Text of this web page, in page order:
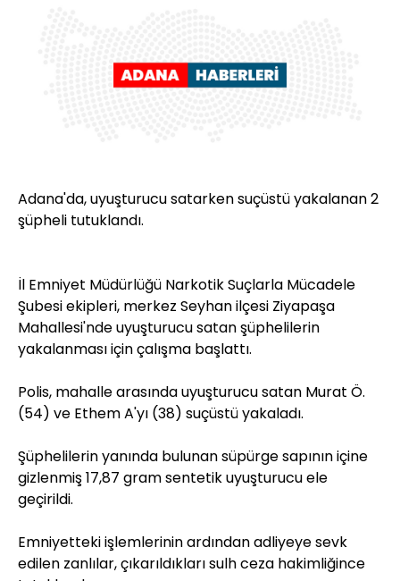
Adana'da, uyuşturucu satarken suçüstü yakalanan 2
şüpheli tutuklandı.
İl Emniyet Müdürlüğü Narkotik Suçlarla Mücadele
Şubesi ekipleri, merkez Seyhan ilçesi Ziyapaşa
Mahallesi'nde uyuşturucu satan şüphelilerin
yakalanması için çalışma başlattı.
Polis, mahalle arasında uyuşturucu satan Murat Ö.
(54) ve Ethem A'yı (38) suçüstü yakaladı.
Şüphelilerin yanında bulunan süpürge sapının içine
gizlenmiş 17,87 gram sentetik uyuşturucu ele
geçirildi.
Emniyetteki işlemlerinin ardından adliyeye sevk
edilen zanlılar, çıkarıldıkları sulh ceza hakimliğince